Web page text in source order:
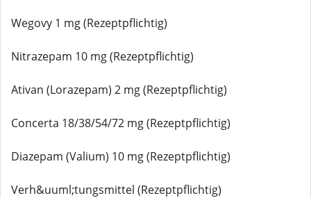
Wegovy 1 mg (Rezeptpflichtig)
Nitrazepam 10 mg (Rezeptpflichtig)
Ativan (Lorazepam) 2 mg (Rezeptpflichtig)
Concerta 18/38/54/72 mg (Rezeptpflichtig)
Diazepam (Valium) 10 mg (Rezeptpflichtig)
Verh&uuml;tungsmittel (Rezeptpflichtig)